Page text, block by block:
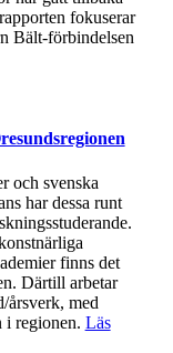
fokuserar
Bält-förbindelsen
och svenska
har dessa runt
finns det
Därtill arbetar
årsverk, med
i regionen. Läs